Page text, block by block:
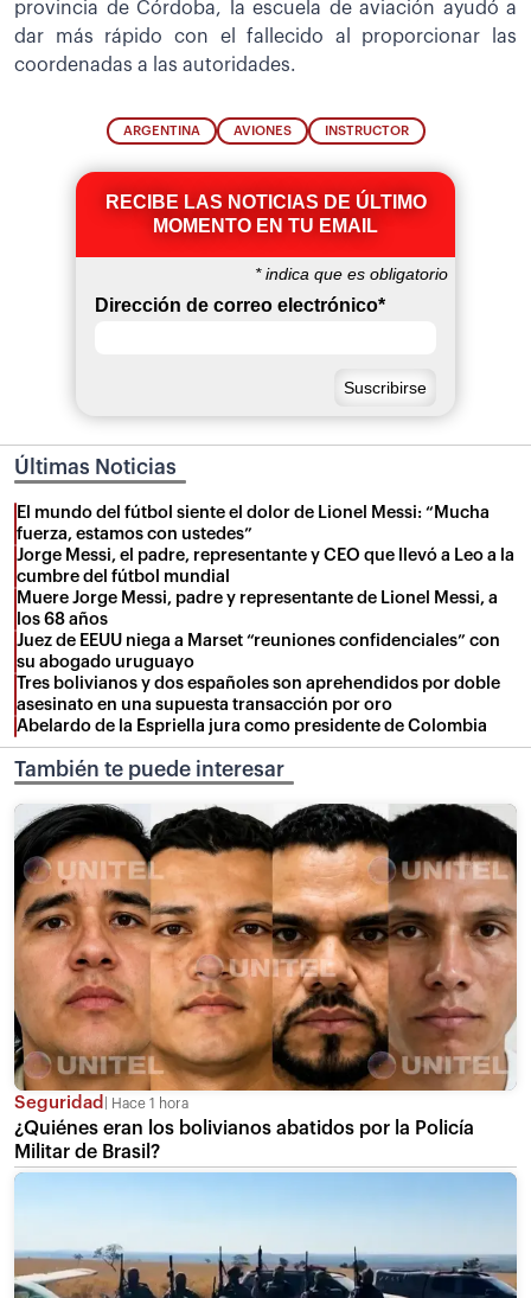
provincia de Córdoba, la escuela de aviación ayudó a
dar más rápido con el fallecido al proporcionar las
coordenadas a las autoridades.
ARGENTINA AVIONES INSTRUCTOR
RECIBE LAS NOTICIAS DE ÚLTIMO
MOMENTO EN TU EMAIL
*indica que es obligatorio
Dirección de correo electrónico*
Últimas Noticias
El mundo del fútbol siente el dolor de Lionel Messi: “Mucha
fuerza, estamos con ustedes”
Jorge Messi, el padre, representante y CEO que llevó a Leo a la
cumbre del fútbol mundial
Muere Jorge Messi, padre y representante de Lionel Messi, a
los 68 años
Juez de EEUU niega a Marset “reuniones confidenciales” con
su abogado uruguayo
Tres bolivianos y dos españoles son aprehendidos por doble
asesinato en una supuesta transacción por oro
Abelardo de la Espriella jura como presidente de Colombia
También te puede interesar
Seguridad Hace 1 hora
¿Quiénes eran los bolivianos abatidos por la Policía
Militar de Brasil?